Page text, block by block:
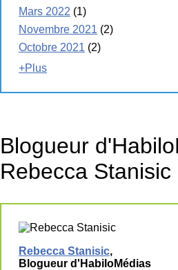
Mars 2022 (1)
Novembre 2021 (2)
Octobre 2021 (2)
+Plus
Blogueur
Rebecca Stanisic
Rebecca Stanisic,
Blogueur d'HabiloMédias